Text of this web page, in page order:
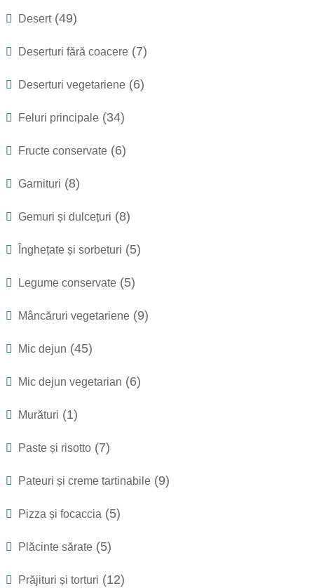
Desert(49)
Deserturi fără coacere (7)
Deserturi vegetariene (6)
Feluri principale (34)
Fructe conservate (6)
Garnituri (8)
Gemuri și dulcețuri (8)
Înghețate și sorbeturi (5)
Legume conservate (5)
Mâncăruri vegetariene (9)
Mic dejun (45)
Mic dejun vegetarian (6)
Murături (1)
Paste și risotto (7)
Pateuri și creme tartinabile (9)
Pizza și focaccia (5)
Plăcinte sărate (5)
Prăjituri și torturi (12)